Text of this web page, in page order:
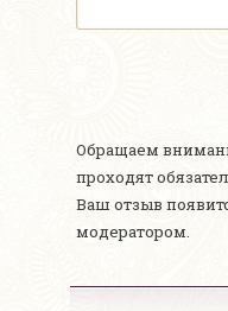
Обращаем
проходят
Ваш отзыв
модератором.